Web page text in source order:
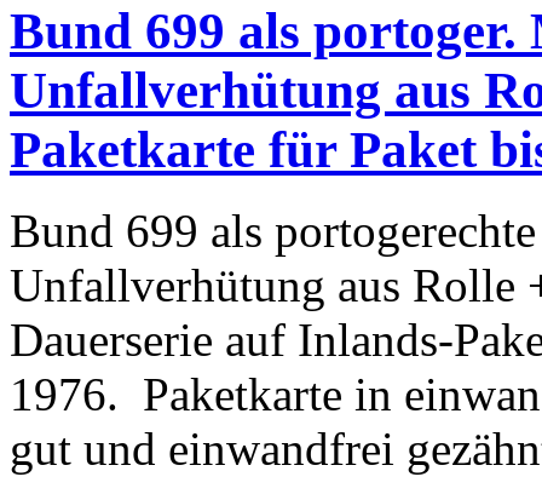
Bund 699 als
Unfallverhütung aus
Paketkarte für Paket
Bund 699 als
Unfallverhütung aus Rolle
Dauerserie auf Inlands-
1976. Paketkarte in
gut und einwandfrei